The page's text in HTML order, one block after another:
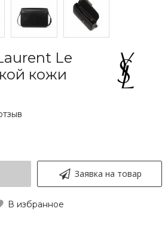
Le
кожи
Заявка на товар
В избранное